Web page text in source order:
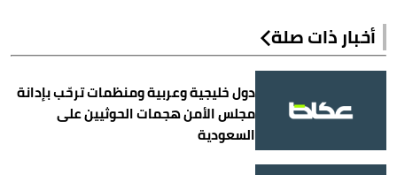
أخبار ذات صلة
دول خليجية وعربية ومنظمات ترحّب بإدانة
مجلس الأمن هجمات الحوثيين على
السعودية